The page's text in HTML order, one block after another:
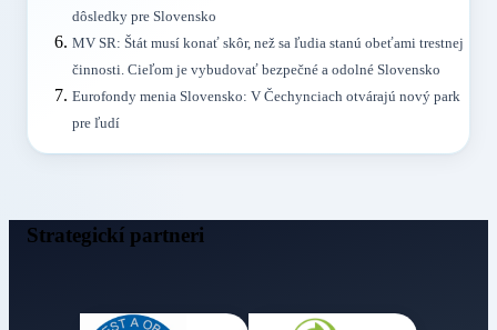
dôsledky pre Slovensko
MV SR: Štát musí konať skôr, než sa ľudia stanú obeťami trestnej
činnosti. Cieľom je vybudovať bezpečné a odolné Slovensko
Eurofondy menia Slovensko: V Čechynciach otvárajú nový park
pre ľudí
Strategickí partneri